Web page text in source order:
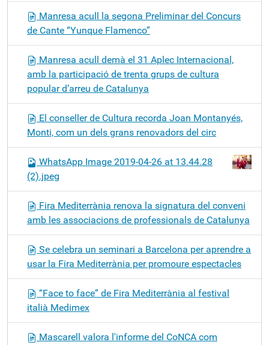
Manresa acull la segona Preliminar del Concurs
de Cante “Yunque Flamenco”
Manresa acull demà el 31 Aplec Internacional,
amb la participació de trenta grups de cultura
popular d’arreu de Catalunya
El conseller de Cultura recorda Joan Montanyés,
Monti, com un dels grans renovadors del circ
WhatsApp Image 2019-04-26 at 13.44.28
(2).jpeg
Fira Mediterrània renova la signatura del conveni
amb les associacions de professionals de Catalunya
Se celebra un seminari a Barcelona per aprendre a
usar la Fira Mediterrània per promoure espectacles
“Face to face” de Fira Mediterrània al festival
italià Medimex
Mascarell valora l'informe del CoNCA com